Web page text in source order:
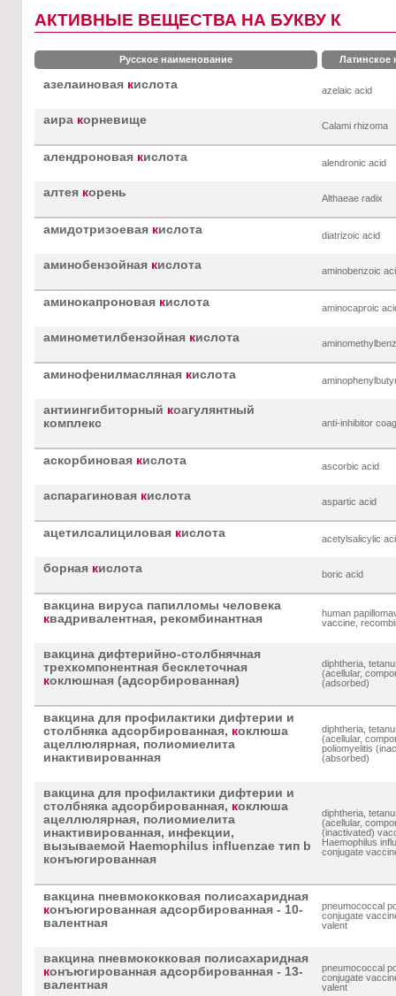
АКТИВНЫЕ ВЕЩЕСТВА НА БУКВУ К
Русское наименование Латинское
азелаиновая кислота azelaic acid
аира корневище Calami rhizoma
алендроновая кислота alendronic acid
алтея корень Althaeae radix
амидотризоевая кислота diatrizoic acid
аминобензойная кислота aminobenzoic
аминокапроновая кислота aminocaproic
аминометилбензойная кислота
аминофенилмасляная кислота
антиингибиторный коагулянтный
комплекс
anti-inhibitor
аскорбиновая кислота ascorbic acid
аспарагиновая кислота aspartic acid
ацетилсалициловая кислота acetylsalicylic
борная кислота boric acid
вакцина вируса папилломы человека
квадривалентная, рекомбинантная
human
vaccine,
вакцина дифтерийно-столбнячная
трехкомпонентная бесклеточная
коклюшная (адсорбированная)
diphtheria,
(acellular,
(adsorbed)
вакцина для профилактики дифтерии и
столбняка адсорбированная, коклюша
ацеллюлярная, полиомиелита
инактивированная
diphtheria,
(acellular,
poliomyelitis
(absorbed)
вакцина для профилактики дифтерии и
столбняка адсорбированная, коклюша
ацеллюлярная, полиомиелита
инактивированная, инфекции,
вызываемой Haemophilus influenzae тип b
конъюгированная
diphtheria,
(acellular,
(inactivated)
Haemophilus
conjugate
вакцина пневмококковая полисахаридная
конъюгированная адсорбированная - 10-
валентная
pneumococcal
conjugate
valent
вакцина пневмококковая полисахаридная
конъюгированная адсорбированная - 13-
валентная
pneumococcal
conjugate
valent